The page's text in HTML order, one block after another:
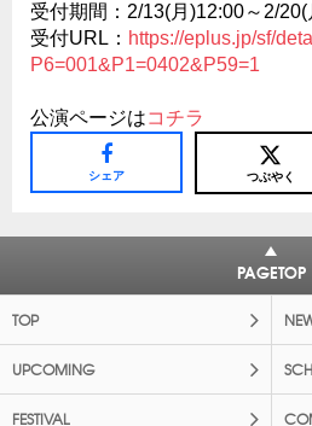
受付期間：2/13(月)12:00～2/
受付URL： https://eplus.jp/sf/
P6=001&P1=0402&P59=1
公演ページはコチラ
シェア つぶやく
PAGETOP
TOP
UPCOMING
FESTIVAL